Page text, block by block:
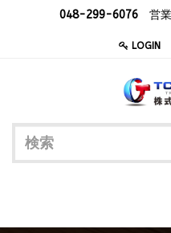
048-299-6076 営業
LOGIN